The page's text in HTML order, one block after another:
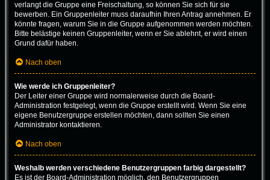
verlangt die Gruppe eine Freischaltung, so können Sie sich für sie
bewerben. Ein Gruppenleiter muss daraufhin Ihren Antrag annehmen. Er
könnte fragen, warum Sie in die Gruppe aufgenommen werden möchten.
Bitte belästige keinen Gruppenleiter, wenn er Sie ablehnt, er wird einen
Grund dafür haben.
Nach oben
Wie werde ich Gruppenleiter?
Der Leiter einer Gruppe wird normalerweise durch die Board-
Administration festgelegt, wenn die Gruppe erstellt wird. Wenn Sie eine
eigene Benutzergruppe erstellen möchten, dann sollten Sie einen
Administrator kontaktieren.
Nach oben
Weshalb werden verschiedene Benutzergruppen farbig dargestellt?
Es ist der Board-Administration möglich, den Benutzergruppen